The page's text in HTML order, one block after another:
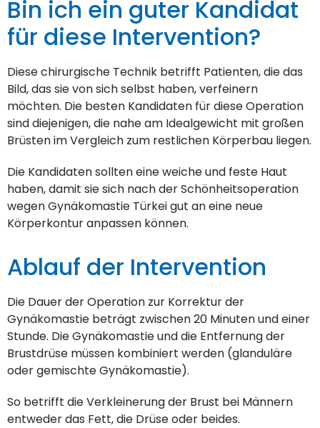
Bin ich ein guter Kandidat
für diese Intervention?
Diese chirurgische Technik betrifft Patienten, die das
Bild, das sie von sich selbst haben, verfeinern
möchten. Die besten Kandidaten für diese Operation
sind diejenigen, die nahe am Idealgewicht mit großen
Brüsten im Vergleich zum restlichen Körperbau liegen.
Die Kandidaten sollten eine weiche und feste Haut
haben, damit sie sich nach der Schönheitsoperation
wegen Gynäkomastie Türkei gut an eine neue
Körperkontur anpassen können.
Ablauf der Intervention
Die Dauer der Operation zur Korrektur der
Gynäkomastie beträgt zwischen 20 Minuten und einer
Stunde. Die Gynäkomastie und die Entfernung der
Brustdrüse müssen kombiniert werden (glanduläre
oder gemischte Gynäkomastie).
So betrifft die Verkleinerung der Brust bei Männern
entweder das Fett, die Drüse oder beides.